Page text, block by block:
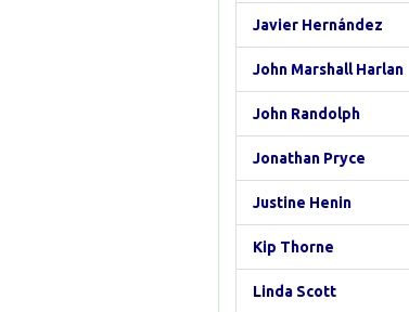
Javier Hernández
John Marshall Harlan
John Randolph
Jonathan Pryce
Justine Henin
Kip Thorne
Linda Scott